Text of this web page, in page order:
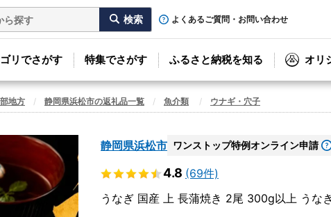
よくあるご質問・お問い合わせ
リでさがす 特集でさがす ふるさと納税を知る オリ
地方 静岡県浜松市の返礼品一覧 魚介類 ウナギ・穴子
静岡県浜松市 ワンストップ特例オンライン申請
4.8 (69件)
うなぎ 国産 上 長蒲焼き 2尾 300g以上 うな